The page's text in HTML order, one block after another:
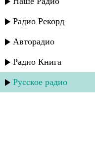
Радио Рекорд
Авторадио
Радио Книга
Русское радио
Шамиль
Багавудин
Багавудин
Багавудин
Багавудин
Багавудин